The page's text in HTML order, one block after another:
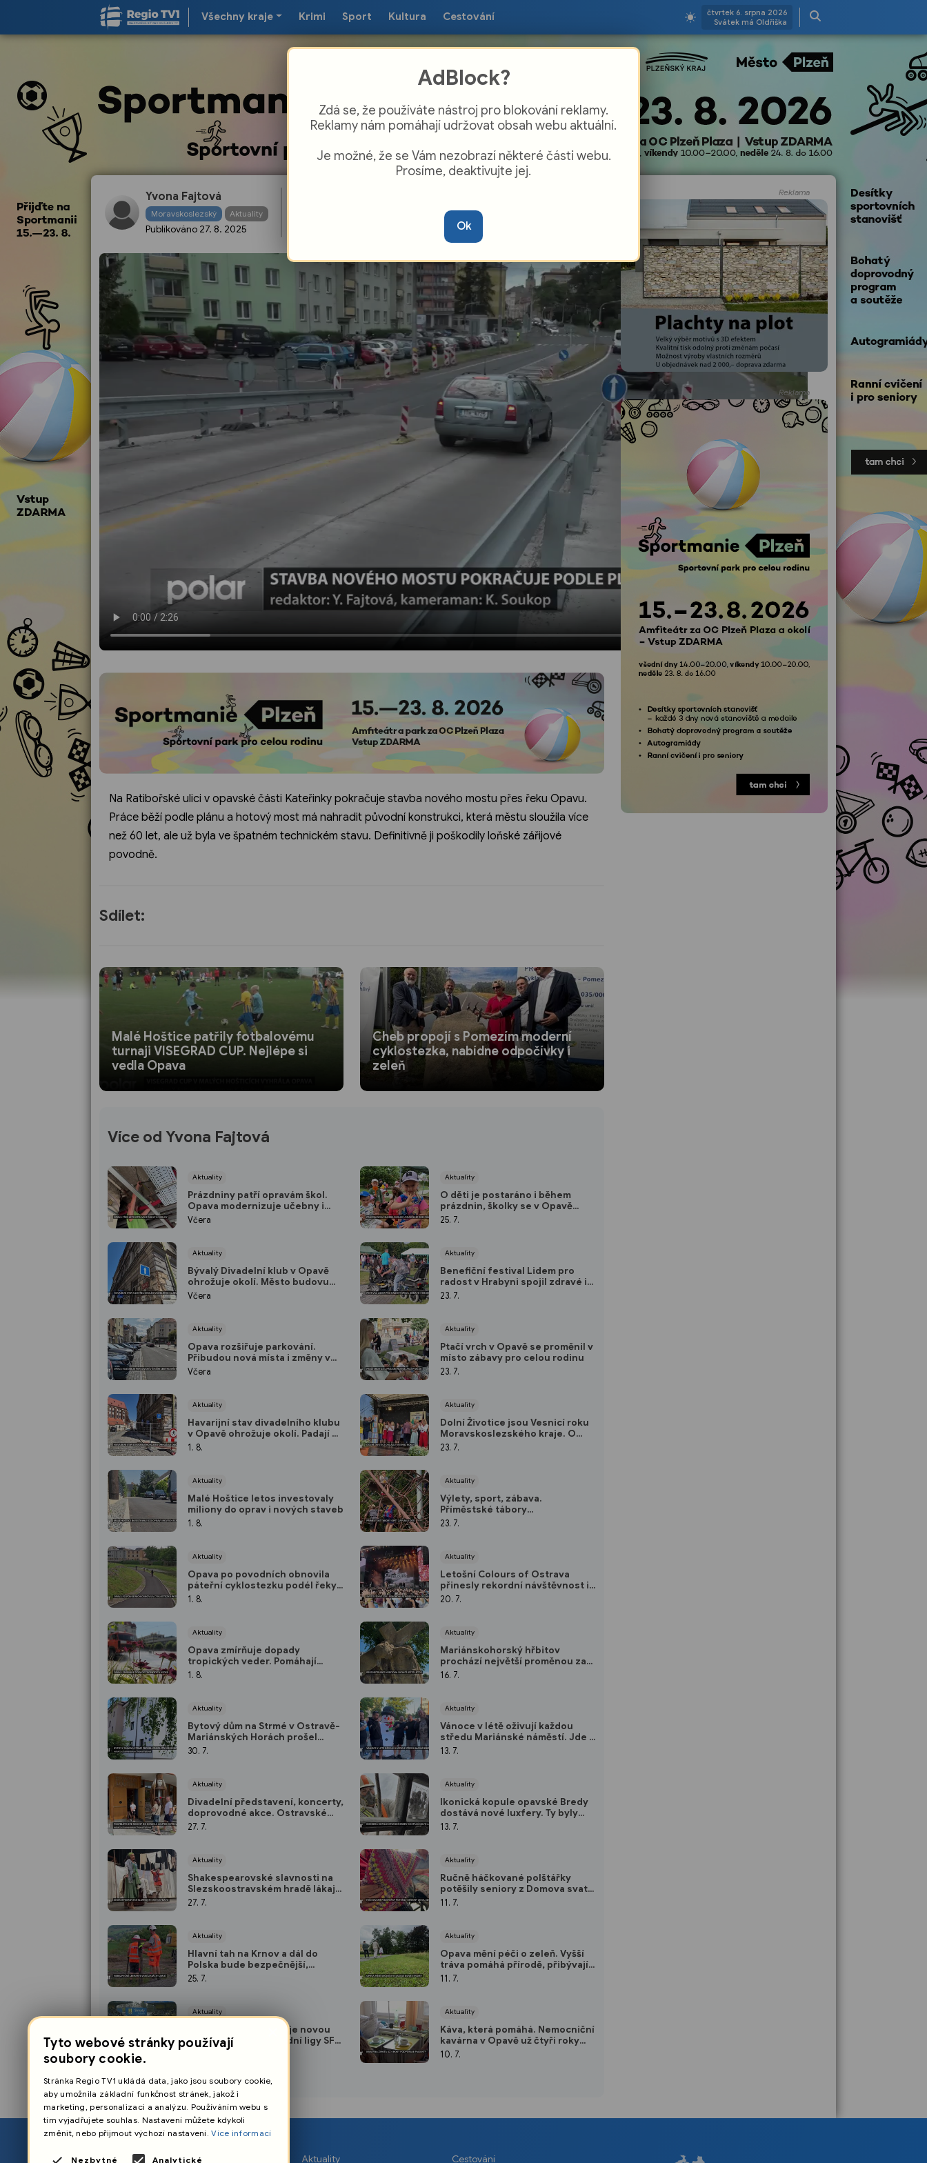
Všechny kraje Krimi Sport Kultura Cestování
čtvrtek 6. srpna 2026
Svátek má Oldřiška
Yvona Fajtová
Moravskoslezský Aktuality
Publikováno 27. 8. 2025
Kateřinky pokračuje stavba nového mostu
Na Ratibořské ulici v opavské části Kateřinky pokračuje stavba nového mostu přes řeku Opavu.
Práce běží podle plánu a hotový most má nahradit původní konstrukci, která městu sloužila více
než 60 let, ale už byla ve špatném technickém stavu. Definitivně ji poškodily loňské zářijové
povodně.
Sdílet:
Malé Hoštice patřily fotbalovému
turnaji VISEGRAD CUP. Nejlépe si
vedla Opava
Cheb propojí s Pomezím moderní
cyklostezka, nabídne odpočívky i
zeleň
Více od Yvona Fajtová
Aktuality
Prázdniny patří opravám škol.
Opava modernizuje učebny i
rozvody
Včera
Aktuality
Bývalý Divadelní klub v Opavě
ohrožuje okolí. Město budovu
zabezpečilo kvůli padající
Včera
Aktuality
Opava rozšiřuje parkování.
Přibudou nová místa i změny v
parkovacích zónách
Včera
Aktuality
Havarijní stav divadelního klubu
v Opavě ohrožuje okolí. Padají z
něj kusy omítky
1. 8.
Aktuality
Malé Hoštice letos investovaly
miliony do oprav i nových staveb
1. 8.
Aktuality
Opava po povodních obnovila
páteřní cyklostezku podél řeky,
jde o úsek dlouhý přes 3
1. 8.
Aktuality
Opava zmírňuje dopady
tropických veder. Pomáhají
mlhoviště, pítko i delší otevírací
1. 8.
Aktuality
Bytový dům na Strmé v Ostravě-
Mariánských Horách prošel
kompletní rekonstrukcí
30. 7.
Aktuality
Divadelní představení, koncerty,
doprovodné akce. Ostravské
Divadlo loutek patří Pimprlétu
27. 7.
Aktuality
Shakespearovské slavnosti na
Slezskoostravském hradě lákají
na hvězdné obsazení i letní
27. 7.
Aktuality
Hlavní tah na Krnov a dál do
Polska bude bezpečnější,
pokračuje také stavba jižního
25. 7.
Aktuality
Už v pondělí odstartuje novou
sezonu Chance Národní ligy SFC
Aktuality
O děti je postaráno i během
prázdnin, školky se v Opavě
střídají
25. 7.
Aktuality
Benefiční festival Lidem pro
radost v Hrabyni spojil zdravé i
handicapované
23. 7.
Aktuality
Ptačí vrch v Opavě se proměnil v
místo zábavy pro celou rodinu
23. 7.
Aktuality
Dolní Životice jsou Vesnicí roku
Moravskoslezského kraje. O
vítězství rozhodla silná
23. 7.
Aktuality
Výlety, sport, zábava.
Příměstské tábory
mariánskohorské radnice opět
23. 7.
Aktuality
Letošní Colours of Ostrava
přinesly rekordní návštěvnost i
nezapomenutelné koncerty
20. 7.
Aktuality
Mariánskohorský hřbitov
prochází největší proměnou za
desítky let. Skončit má ještě
16. 7.
Aktuality
Vánoce v létě oživují každou
středu Mariánské náměstí. Jde o
prázdninový festival plný hudby
13. 7.
Aktuality
Ikonická kopule opavské Bredy
dostává nové luxfery. Ty byly
speciálně vyrobeny pro tuto
13. 7.
Aktuality
Ručně háčkované polštářky
potěšily seniory z Domova svaté
Zdislavy v Opavě
11. 7.
Aktuality
Opava mění péči o zeleň. Vyšší
tráva pomáhá přírodě, přibývají i
nové stromy
11. 7.
Aktuality
Káva, která pomáhá. Nemocniční
kavárna v Opavě už čtyři roky
podporuje pacienty
10. 7.
Reklama
Reklama
O nás Aktuality Cestování
AdBlock?
Zdá se, že používáte nástroj pro blokování reklamy.
Reklamy nám pomáhají udržovat obsah webu aktuální.
Je možné, že se Vám nezobrazí některé části webu.
Prosíme, deaktivujte jej.
Ok
Tyto webové stránky používají
soubory cookie.
Stránka Regio TV1 ukládá data, jako jsou soubory cookie,
aby umožnila základní funkčnost stránek, jakož i
marketing, personalizaci a analýzu. Používáním webu s
tím vyjadřujete souhlas. Nastavení můžete kdykoli
změnit, nebo přijmout výchozí nastavení.Více informací
Nezbytné Analytické